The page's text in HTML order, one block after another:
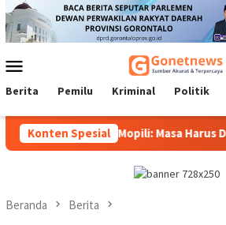
Loncat
ke
konten
Mobile
Berita Pemilu Kriminal Politik
Konten Spesial
Idrus Mopili: Masa Harus
Beranda Berita